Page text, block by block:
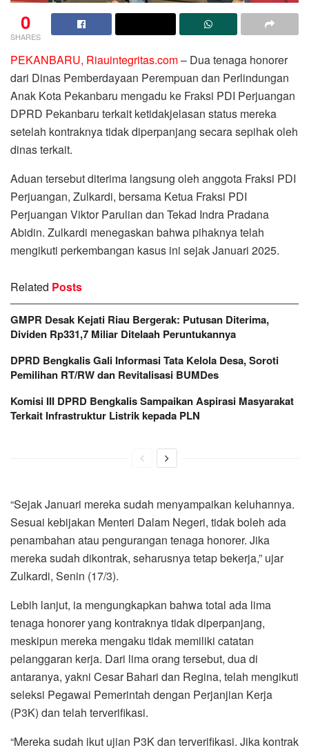
0
SHARES
PEKANBARU, Riauintegritas.com– Dua tenaga honorer
dari Dinas Pemberdayaan Perempuan dan Perlindungan
Anak Kota Pekanbaru mengadu ke Fraksi PDI Perjuangan
DPRD Pekanbaru terkait ketidakjelasan status mereka
setelah kontraknya tidak diperpanjang secara sepihak oleh
dinas terkait.
Aduan tersebut diterima langsung oleh anggota Fraksi PDI
Perjuangan, Zulkardi, bersama Ketua Fraksi PDI
Perjuangan Viktor Parulian dan Tekad Indra Pradana
Abidin. Zulkardi menegaskan bahwa pihaknya telah
mengikuti perkembangan kasus ini sejak Januari 2025.
Related Posts
GMPR Desak Kejati Riau Bergerak: Putusan Diterima,
Dividen Rp331,7 Miliar Ditelaah Peruntukannya
DPRD Bengkalis Gali Informasi Tata Kelola Desa, Soroti
Pemilihan RT/RW dan Revitalisasi BUMDes
Komisi III DPRD Bengkalis Sampaikan Aspirasi Masyarakat
Terkait Infrastruktur Listrik kepada PLN
“Sejak Januari mereka sudah menyampaikan keluhannya.
Sesuai kebijakan Menteri Dalam Negeri, tidak boleh ada
penambahan atau pengurangan tenaga honorer. Jika
mereka sudah dikontrak, seharusnya tetap bekerja,” ujar
Zulkardi, Senin (17/3).
Lebih lanjut, ia mengungkapkan bahwa total ada lima
tenaga honorer yang kontraknya tidak diperpanjang,
meskipun mereka mengaku tidak memiliki catatan
pelanggaran kerja. Dari lima orang tersebut, dua di
antaranya, yakni Cesar Bahari dan Regina, telah mengikuti
seleksi Pegawai Pemerintah dengan Perjanjian Kerja
(P3K) dan telah terverifikasi.
“Mereka sudah ikut ujian P3K dan terverifikasi. Jika kontrak